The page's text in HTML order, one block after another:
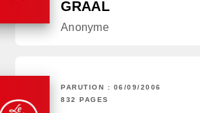
GRAAL
Anonyme
PARUTION : 06/09/2006
832 PAGES